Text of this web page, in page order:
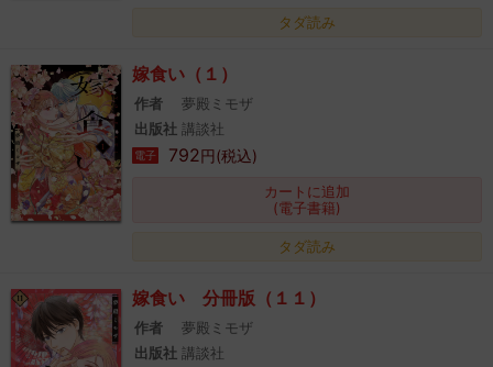
タダ読み
嫁食い（１）
作者
夢殿ミモザ
出版社 講談社
電子 792円(税込)
カートに追加
(電子書籍)
タダ読み
嫁食い 分冊版（１１）
作者
夢殿ミモザ
出版社 講談社